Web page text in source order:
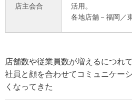
店主会合
活用。
各地店舗－福岡／
店舗数や従業員数が増えるにつれて
社員と顔を合わせてコミュニケー
くなってきた